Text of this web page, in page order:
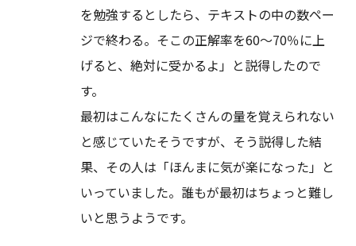
を勉強するとしたら、テキストの中の数ペー
ジで終わる。そこの正解率を60～70％に上
げると、絶対に受かるよ」と説得したので
す。
最初はこんなにたくさんの量を覚えられない
と感じていたそうですが、そう説得した結
果、その人は「ほんまに気が楽になった」と
いっていました。誰もが最初はちょっと難し
いと思うようです。